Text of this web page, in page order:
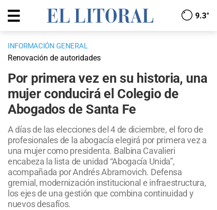
9.3°
INFORMACIÓN GENERAL
Renovación de autoridades
Por primera vez en su historia, una
mujer conducirá el Colegio de
Abogados de Santa Fe
A días de las elecciones del 4 de diciembre, el foro de
profesionales de la abogacía elegirá por primera vez a
una mujer como presidenta. Balbina Cavalieri
encabeza la lista de unidad “Abogacía Unida”,
acompañada por Andrés Abramovich. Defensa
gremial, modernización institucional e infraestructura,
los ejes de una gestión que combina continuidad y
nuevos desafíos.